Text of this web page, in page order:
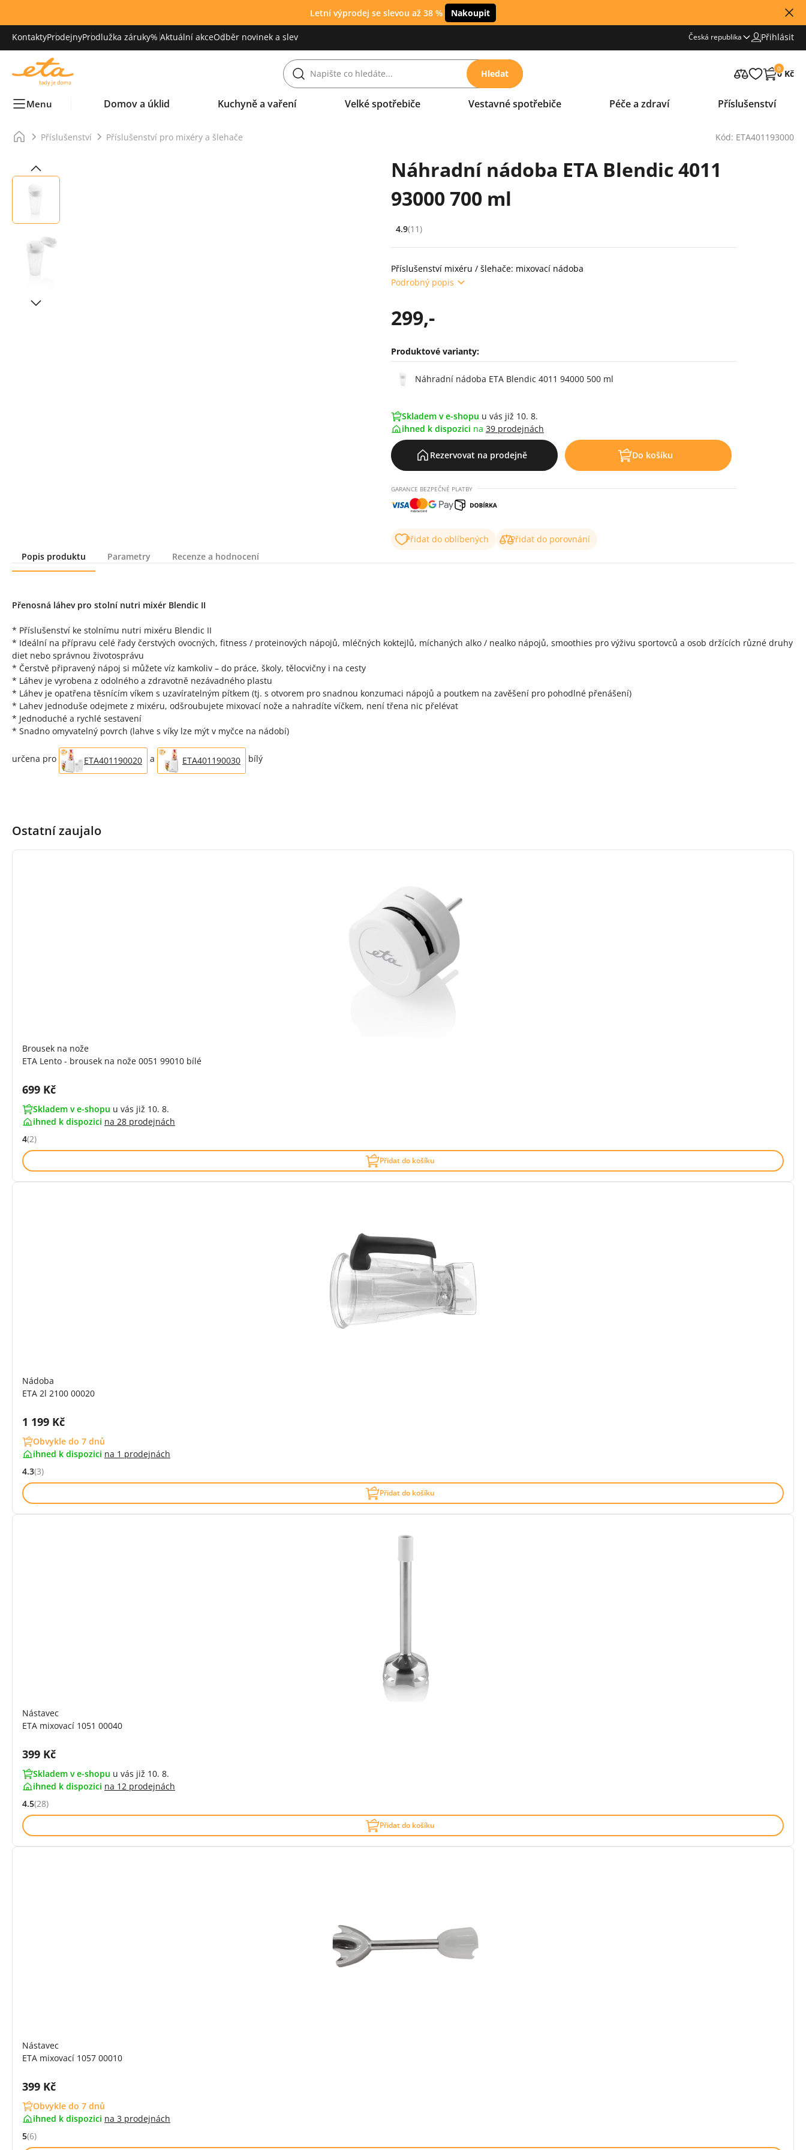
Letní výprodej se slevou až 38 % Nakoupit
KontaktyProdejnyProdlužka záruky% Aktuální akceOdběr novinek a slev Česká republika Přihlásit
Hledat 0
0 Kč
Menu Domov a úklid Kuchyně a vaření Velké spotřebiče Vestavné spotřebiče Péče a zdraví Příslušenství
Příslušenství Příslušenství pro mixéry a šlehače Kód: ETA401193000
Náhradní nádoba ETA Blendic 4011
93000 700 ml
Hodnocení: 4.9 z 5 (11 recenzí)
4.9(11)
Příslušenství mixéru / šlehače: mixovací nádoba
Podrobný popis
299,-
Produktové varianty:
Náhradní nádoba ETA Blendic 4011 94000 500 ml
Skladem v e-shopu u vás již 10. 8.
ihned k dispozici na 39 prodejnách
Rezervovat na prodejně Do košíku
GARANCE BEZPEČNÉ PLATBY
Přidat do oblíbených
Přidat do porovnání
Popis produktu
Parametry Recenze a hodnocení
Přenosná láhev pro stolní nutri mixér Blendic II
* Příslušenství ke stolnímu nutri mixéru Blendic II
* Ideální na přípravu celé řady čerstvých ovocných, fitness / proteinových nápojů, mléčných koktejlů, míchaných alko / nealko nápojů, smoothies pro výživu sportovců a osob držících různé druhy
diet nebo správnou životosprávu
* Čerstvě připravený nápoj si můžete víz kamkoliv – do práce, školy, tělocvičny i na cesty
* Láhev je vyrobena z odolného a zdravotně nezávadného plastu
* Láhev je opatřena těsnícím víkem s uzavíratelným pítkem (tj. s otvorem pro snadnou konzumaci nápojů a poutkem na zavěšení pro pohodlné přenášení)
* Lahev jednoduše odejmete z mixéru, odšroubujete mixovací nože a nahradíte víčkem, není třena nic přelévat
* Jednoduché a rychlé sestavení
* Snadno omyvatelný povrch (lahve s víky lze mýt v myčce na nádobí)
určena pro ETA401190020 a ETA401190030 bílý
Ostatní zaujalo
Brousek na nože
ETA Lento - brousek na nože 0051 99010 bílé
Cena s DPH:
699 Kč
Skladem v e-shopu u vás již 10. 8.
ihned k dispozici na 28 prodejnách
Hodnocení: 4 z 5 (2 recenzí)
4(2)
Přidat do košíku
Nádoba
ETA 2l 2100 00020
Cena s DPH:
1 199 Kč
Obvykle do 7 dnů
ihned k dispozici na 1 prodejnách
Hodnocení: 4.3 z 5 (3 recenzí)
4.3(3)
Přidat do košíku
Nástavec
ETA mixovací 1051 00040
Cena s DPH:
399 Kč
Skladem v e-shopu u vás již 10. 8.
ihned k dispozici na 12 prodejnách
Hodnocení: 4.5 z 5 (28 recenzí)
4.5(28)
Přidat do košíku
Nástavec
ETA mixovací 1057 00010
Cena s DPH:
399 Kč
Obvykle do 7 dnů
ihned k dispozici na 3 prodejnách
Hodnocení: 5 z 5 (6 recenzí)
5(6)